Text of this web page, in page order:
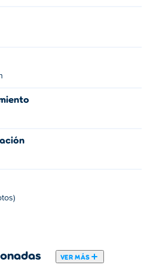
aterriza con demasiada fuerza
hacia adelante.
se derrumban, las paredes
con temporizador te harán
rápido. Necesitas
salto
el tiempo.
una velocidad constante en
VER MÁS